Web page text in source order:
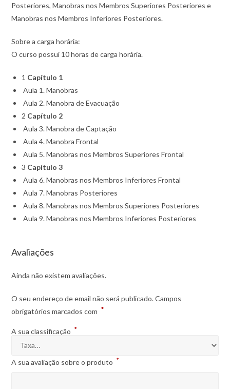
Posteriores, Manobras nos Membros Superiores Posteriores e
Manobras nos Membros Inferiores Posteriores.
Sobre a carga horária:
O curso possui 10 horas de carga horária.
1 Capítulo 1
Aula 1. Manobras
Aula 2. Manobra de Evacuação
2 Capítulo 2
Aula 3. Manobra de Captação
Aula 4. Manobra Frontal
Aula 5. Manobras nos Membros Superiores Frontal
3 Capítulo 3
Aula 6. Manobras nos Membros Inferiores Frontal
Aula 7. Manobras Posteriores
Aula 8. Manobras nos Membros Superiores Posteriores
Aula 9. Manobras nos Membros Inferiores Posteriores
Avaliações
Ainda não existem avaliações.
O seu endereço de email não será publicado. Campos
obrigatórios marcados com *
A sua classificação *
A sua avaliação sobre o produto *